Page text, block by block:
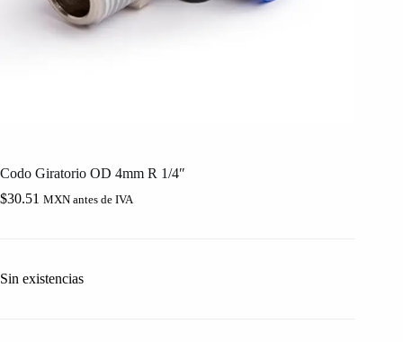
Codo Giratorio OD 4mm R 1/4″
$30.51 MXN antes de IVA
Sin existencias